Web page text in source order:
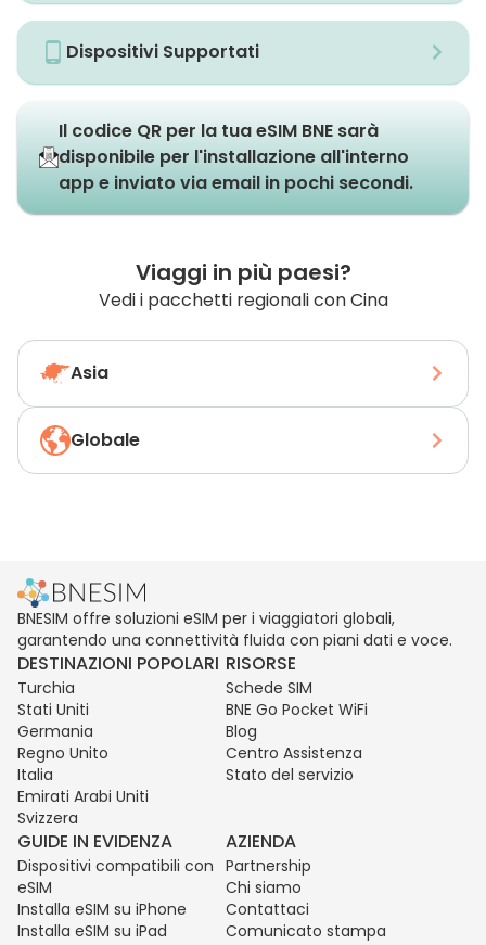
Dispositivi Supportati
Il codice QR per la tua eSIM BNE sarà
disponibile per l'installazione all'interno
app e inviato via email in pochi secondi.
Viaggi in più paesi?
Vedi i pacchetti regionali con Cina
Asia
Globale
BNESIM offre soluzioni eSIM per i viaggiatori globali,
garantendo una connettività fluida con piani dati e voce.
DESTINAZIONI POPOLARI
Turchia
Stati Uniti
Germania
Regno Unito
Italia
Emirati Arabi Uniti
Svizzera
RISORSE
Schede SIM
BNE Go Pocket WiFi
Blog
Centro Assistenza
Stato del servizio
GUIDE IN EVIDENZA
Dispositivi compatibili con
eSIM
Installa eSIM su iPhone
Installa eSIM su iPad
AZIENDA
Partnership
Chi siamo
Contattaci
Comunicato stampa